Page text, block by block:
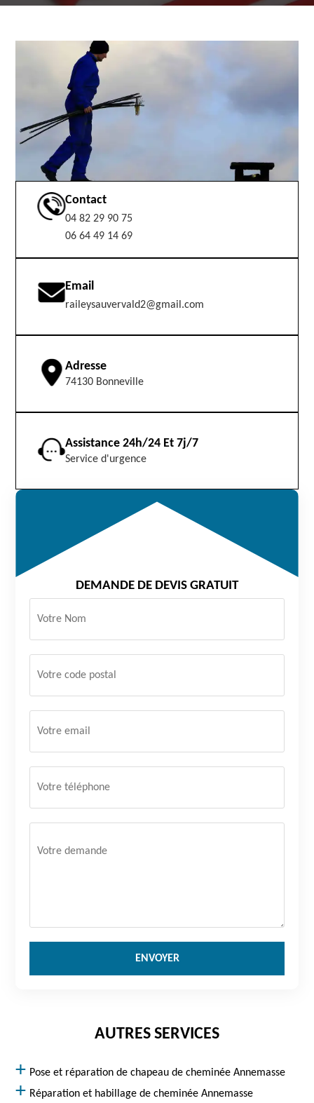
Contact
04 82 29 90 75
06 64 49 14 69
Email
raileysauvervald2@gmail.com
Adresse
74130 Bonneville
Assistance 24h/24 Et 7j/7
Service d'urgence
DEMANDE DE DEVIS GRATUIT
AUTRES SERVICES
Pose et réparation de chapeau de cheminée Annemasse
Réparation et habillage de cheminée Annemasse